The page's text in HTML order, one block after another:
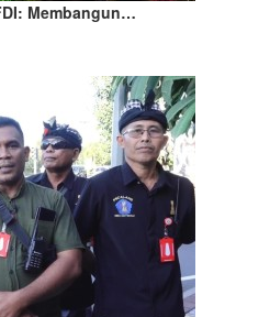
Membangun…